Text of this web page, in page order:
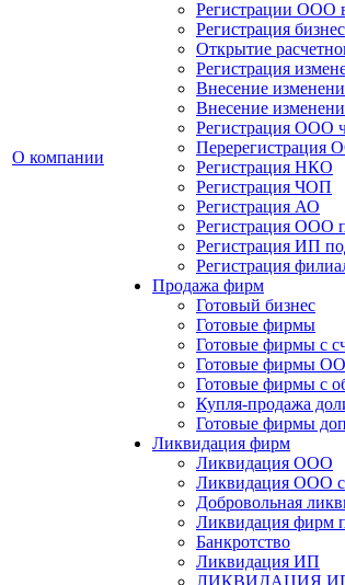
О компании
Регистрации ООО
Регистрация
Открытие
Регистрация
Внесение
Внесение
Регистрация ООО
Перерегистрация
Регистрация НКО
Регистрация ЧОП
Регистрация АО
Регистрация ООО
Регистрация ИП
Регистрация
Продажа фирм
Готовый бизнес
Готовые фирмы
Готовые фирмы с
Готовые фирмы
Готовые фирмы с
Купля-продажа
Готовые фирмы
Ликвидация фирм
Ликвидация ООО
Ликвидация ООО с
Добровольная
Ликвидация фирм
Банкротство
Ликвидация ИП
ЛИКВИДАЦИЯ